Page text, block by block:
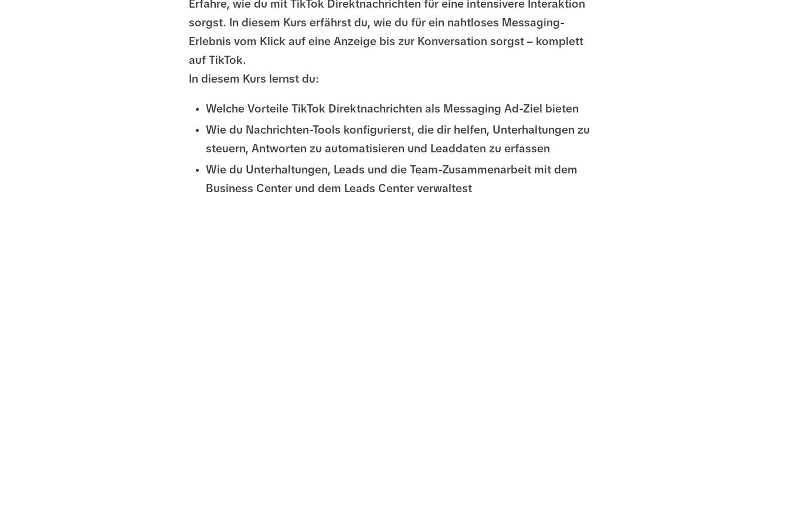
Erfahre, wie du mit TikTok Direktnachrichten für eine intensivere Interaktion
sorgst. In diesem Kurs erfährst du, wie du für ein nahtloses Messaging-
Erlebnis vom Klick auf eine Anzeige bis zur Konversation sorgst – komplett
auf TikTok.
In diesem Kurs lernst du:
Welche Vorteile TikTok Direktnachrichten als Messaging Ad-Ziel bieten
Wie du Nachrichten-Tools konfigurierst, die dir helfen, Unterhaltungen zu
steuern, Antworten zu automatisieren und Leaddaten zu erfassen
Wie du Unterhaltungen, Leads und die Team-Zusammenarbeit mit dem
Business Center und dem Leads Center verwaltest